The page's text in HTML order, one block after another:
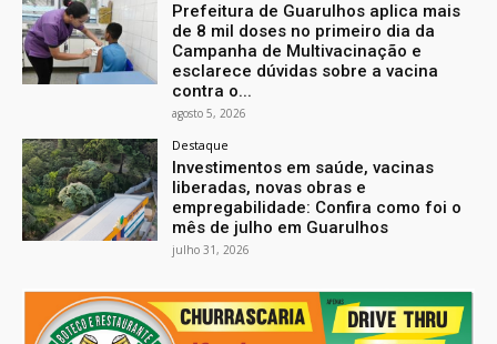
Prefeitura de Guarulhos aplica mais
de 8 mil doses no primeiro dia da
Campanha de Multivacinação e
esclarece dúvidas sobre a vacina
contra o...
agosto 5, 2026
Destaque
Investimentos em saúde, vacinas
liberadas, novas obras e
empregabilidade: Confira como foi o
mês de julho em Guarulhos
julho 31, 2026